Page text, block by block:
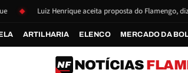
Luiz Henrique aceita proposta do Flamengo, diz canal
ARTILHARIA ELENCO MERCADO DA
NF NOTÍCIAS